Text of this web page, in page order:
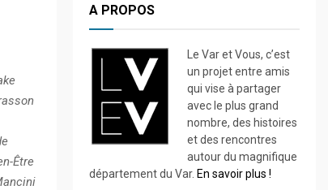
Être
A PROPOS
Le Var et Vous, c’est
un projet entre amis
qui vise à partager
avec le plus grand
nombre, des histoires
et des rencontres
autour du magnifique
département du Var. En savoir plus !